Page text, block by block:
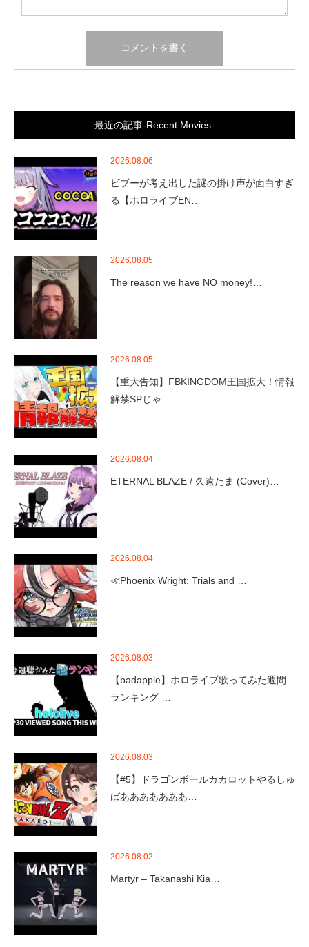
最近の記事-Recent Movies-
2026.08.06
ビブーが考え出した謎の掛け声が面白すぎ
る【ホロライブEN…
2026.08.05
The reason we have NO money!…
2026.08.05
【重大告知】FBKINGDOM王国拡大！情報
解禁SPじゃ…
2026.08.04
ETERNAL BLAZE / 久遠たま (Cover)…
2026.08.04
≪Phoenix Wright: Trials and …
2026.08.03
【badapple】ホロライブ歌ってみた週間
ランキング …
2026.08.03
【#5】ドラゴンボールカカロットやるしゅ
ばあああああああ…
2026.08.02
Martyr – Takanashi Kia…